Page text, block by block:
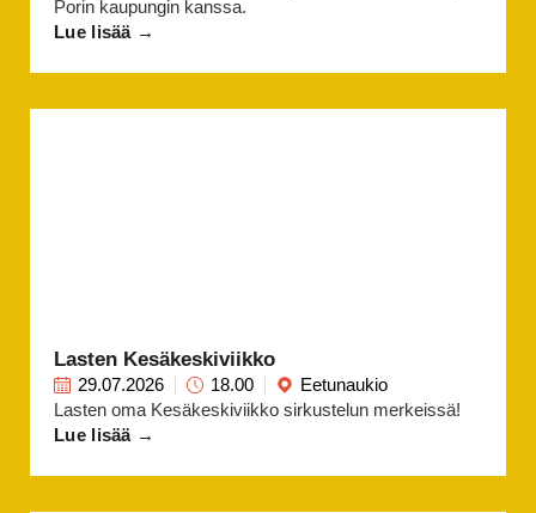
Porin kaupungin kanssa.
Lue lisää →
Lasten Kesäkeskiviikko
29.07.2026 18.00
Eetunaukio
Lasten oma Kesäkeskiviikko sirkustelun merkeissä!
Lue lisää →